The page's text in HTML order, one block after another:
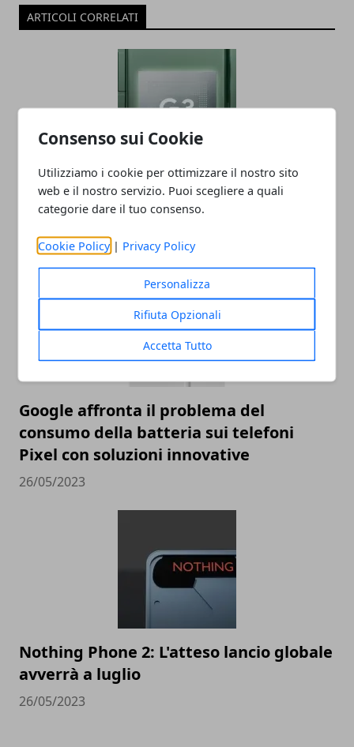
Consenso sui Cookie
Utilizziamo i cookie per ottimizzare il nostro sito
web e il nostro servizio. Puoi scegliere a quali
categorie dare il tuo consenso.
Cookie Policy | Privacy Policy
Personalizza
Rifiuta Opzionali
Accetta Tutto
ARTICOLI CORRELATI
Ricche anticipazioni sul Tensor G3 di
Pixel 8
05/06/2023
Google affronta il problema del
consumo della batteria sui telefoni
Pixel con soluzioni innovative
26/05/2023
Nothing Phone 2: L'atteso lancio globale
avverrà a luglio
26/05/2023